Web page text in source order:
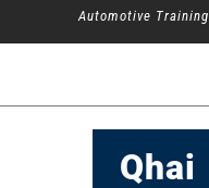
al
Automotive Training
Qhai